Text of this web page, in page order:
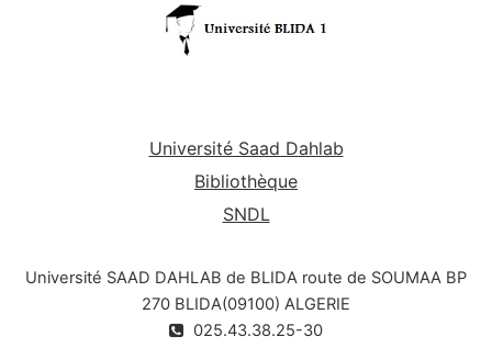
Université Saad Dahlab
Bibliothèque
SNDL
Université SAAD DAHLAB de BLIDA route de SOUMAA BP
270 BLIDA(09100) ALGERIE
025.43.38.25-30